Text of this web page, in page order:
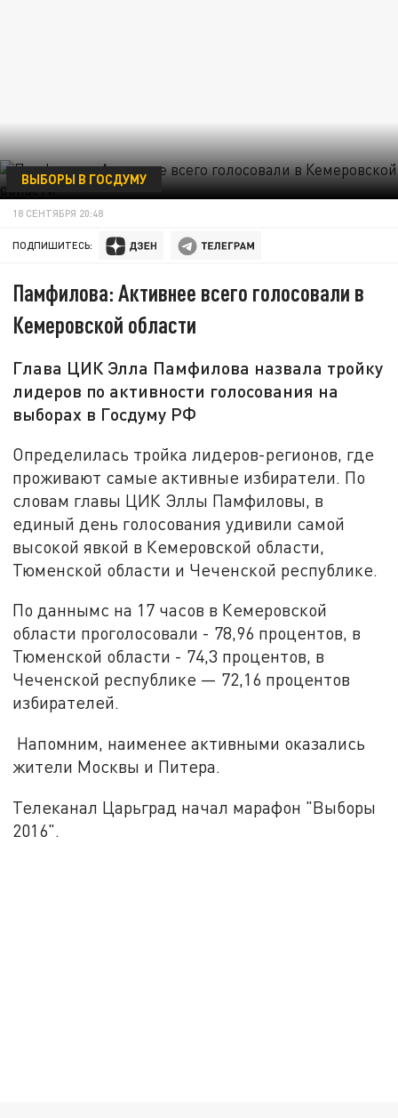
ВЫБОРЫ В ГОСДУМУ
18 СЕНТЯБРЯ 20:48
ПОДПИШИТЕСЬ:
Памфилова: Активнее всего голосовали в
Кемеровской области
Глава ЦИК Элла Памфилова назвала тройку
лидеров по активности голосования на
выборах в Госдуму РФ
Определилась тройка лидеров-регионов, где
проживают самые активные избиратели. По
словам главы ЦИК Эллы Памфиловы, в
единый день голосования удивили самой
высокой явкой в Кемеровской области,
Тюменской области и Чеченской республике.
По даннымс на 17 часов в Кемеровской
области проголосовали - 78,96 процентов, в
Тюменской области - 74,3 процентов, в
Чеченской республике — 72,16 процентов
избирателей.
Напомним, наименее активными оказались
жители Москвы и Питера.
Телеканал Царьград начал марафон "Выборы
2016".